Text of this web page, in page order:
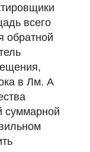
всего
обратной
в Лм. А
суммарной